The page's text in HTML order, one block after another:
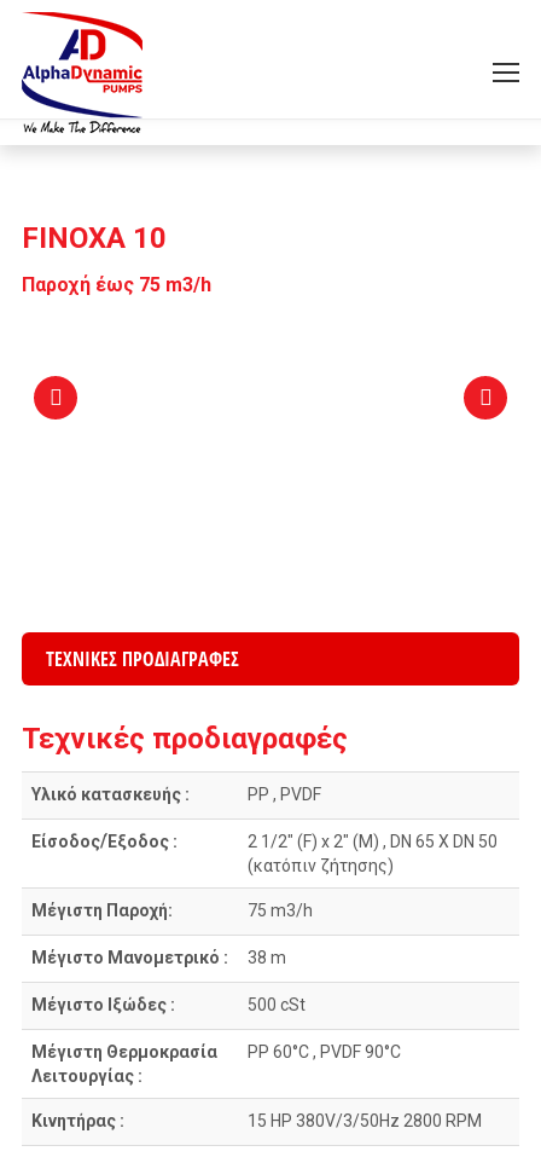
FINOXA 10
Παροχή έως 75 m3/h
ΤΕΧΝΙΚΕΣ ΠΡΟΔΙΑΓΡΑΦΕΣ
Τεχνικές προδιαγραφές
Υλικό κατασκευής : PP , PVDF
Είσοδος/Έξοδος :
2 1/2″ (F) x 2″ (M) , DN 65 X DN 50
(κατόπιν ζήτησης)
Μέγιστη Παροχή: 75 m3/h
Μέγιστο Μανομετρικό : 38 m
Μέγιστο Ιξώδες : 500 cSt
Μέγιστη Θερμοκρασία
Λειτουργίας :
PP 60°C , PVDF 90°C
Κινητήρας : 15 HP 380V/3/50Hz 2800 RPM